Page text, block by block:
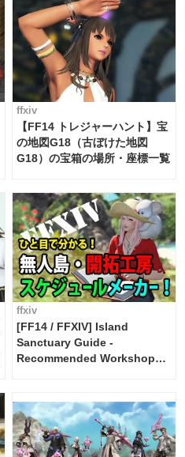
ffxiv
【FF14 トレジャーハント】宝
の地図G18（古ぼけた地図
G18）の宝箱の場所・座標一覧
ffxiv
[FF14 / FFXIV] Island
Sanctuary Guide -
Recommended Workshop